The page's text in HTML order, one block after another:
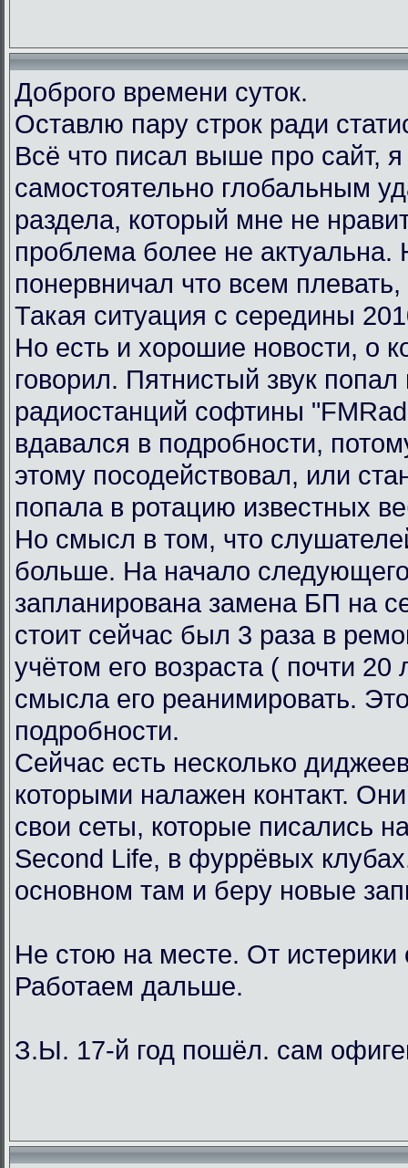
Доброго времени суток.
Оставлю пару строк ради
Всё что писал выше про сайт,
самостоятельно глобальным
раздела, который мне не
проблема более не актуальна.
понервничал что всем
Такая ситуация с середины
Но есть и хорошие новости, о
говорил. Пятнистый звук попал
радиостанций софтины
вдавался в подробности,
этому посодействовал, или
попала в ротацию известных
Но смысл в том, что
больше. На начало
запланирована замена БП на
стоит сейчас был 3 раза в
учётом его возраста ( почти 20
смысла его реанимировать.
подробности.
Сейчас есть несколько
которыми налажен контакт.
свои сеты, которые писались
Second Life, в фуррёвых
основном там и беру новые
Не стою на месте. От истерики
Работаем дальше.
З.Ы. 17-й год пошёл. сам